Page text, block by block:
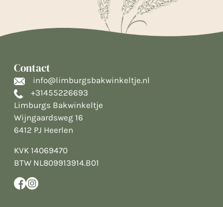
Contact
info@limburgsbakwinkeltje.nl
+31455226693
Limburgs Bakwinkeltje
Wijngaardsweg 16
6412 PJ Heerlen
KVK 14069470
BTW NL809913914.B01